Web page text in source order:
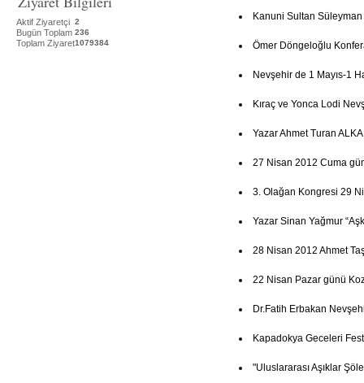
Aktif Ziyaretçi 2
Bugün Toplam 236
Toplam Ziyaret1079384
Kanuni Sultan
Ömer Döngeloğlu
Nevşehir de 1 Mayıs-1
Kıraç ve Yonca Lodi
Yazar Ahmet Turan
27 Nisan 2012 Cuma
3. Olağan Kongresi 29
Yazar Sinan Yağmur
28 Nisan 2012 Ahmet
22 Nisan Pazar günü
Dr.Fatih Erbakan
Kapadokya Geceleri
"Uluslararası Aşıklar